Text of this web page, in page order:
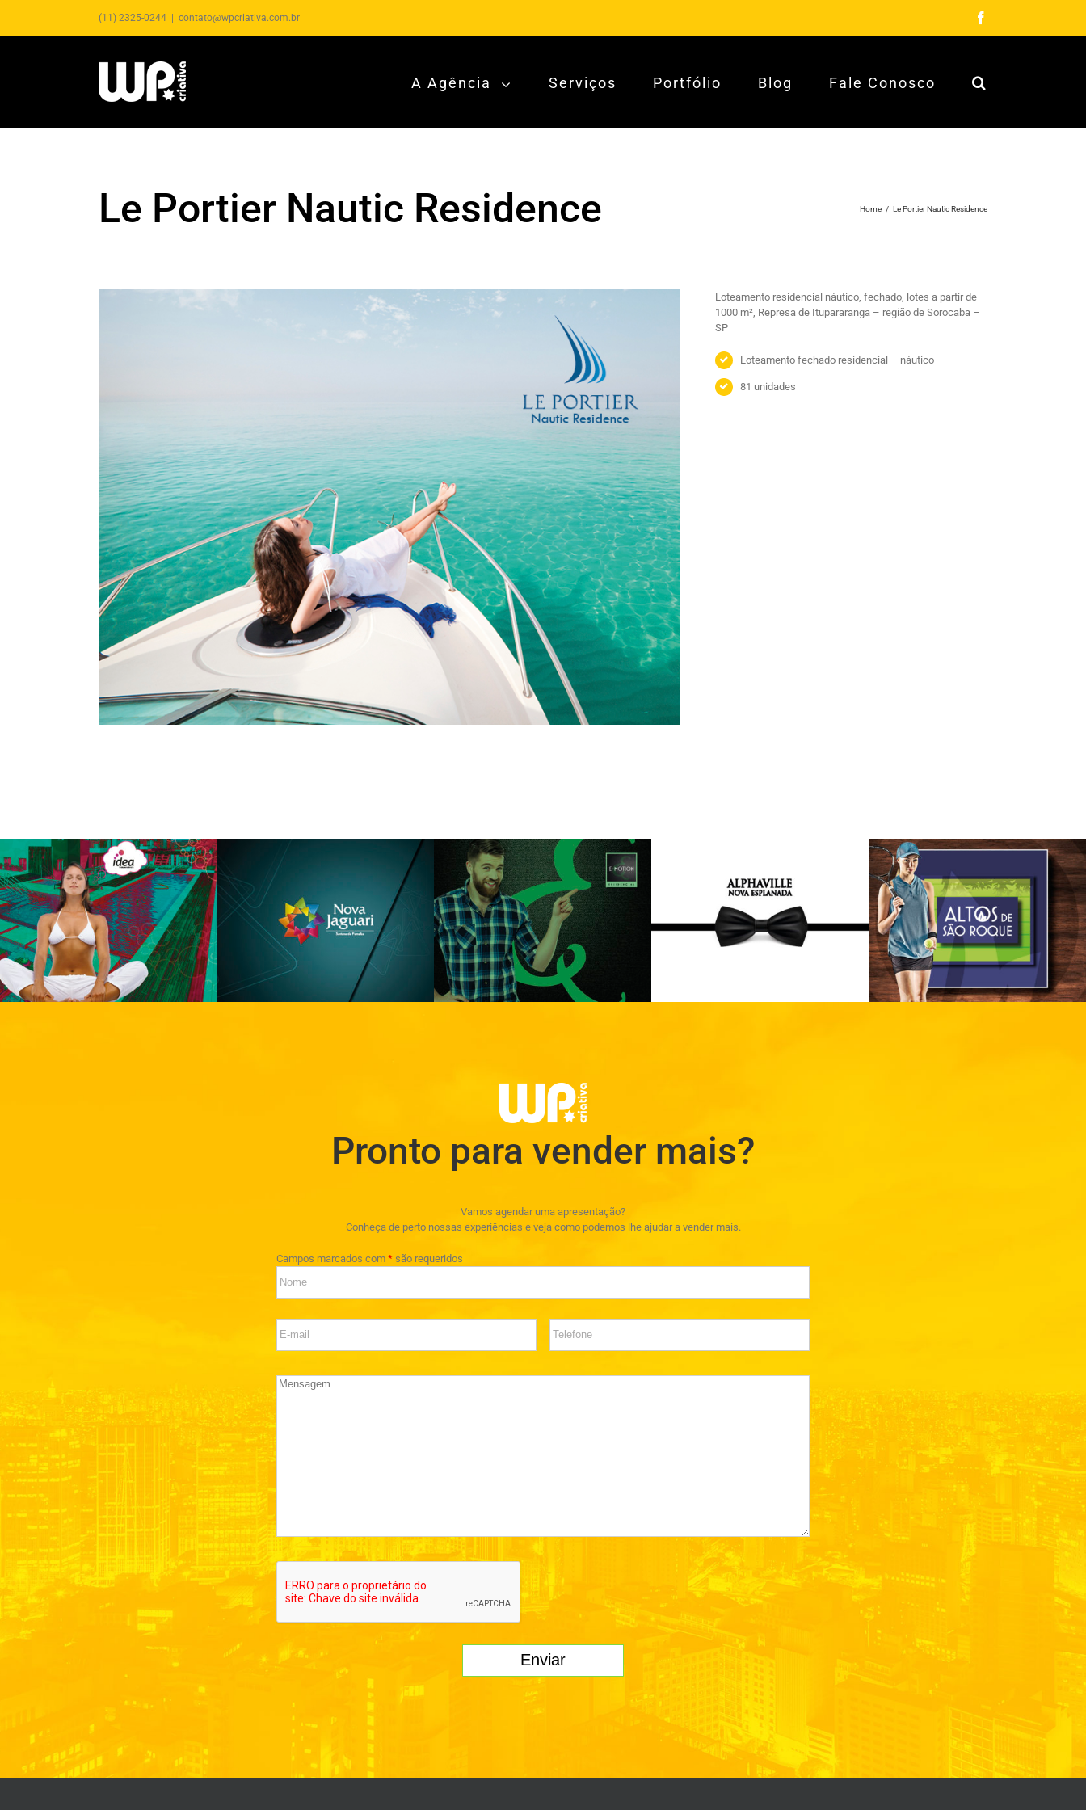
(11) 2325-0244 contato@wpcriativa.com.br
A Agência Serviços Portfólio Blog Fale Conosco
Le Portier Nautic Residence Home / Le Portier Nautic Residence
Loteamento residencial náutico, fechado, lotes a partir de
1000 m², Represa de Itupararanga – região de Sorocaba –
SP
Loteamento fechado residencial – náutico
81 unidades
Nova Jaguari
Loteamento
Residencial
E-Motion Residencial
Residencial
Alphaville Nova Esplanada
Loteamento
Residencial
Altos de São Roque
Loteamento
Residencial
Pronto para vender mais?
Vamos agendar uma apresentação?
Conheça de perto nossas experiências e veja como podemos lhe ajudar a vender mais.
Campos marcados com * são requeridos